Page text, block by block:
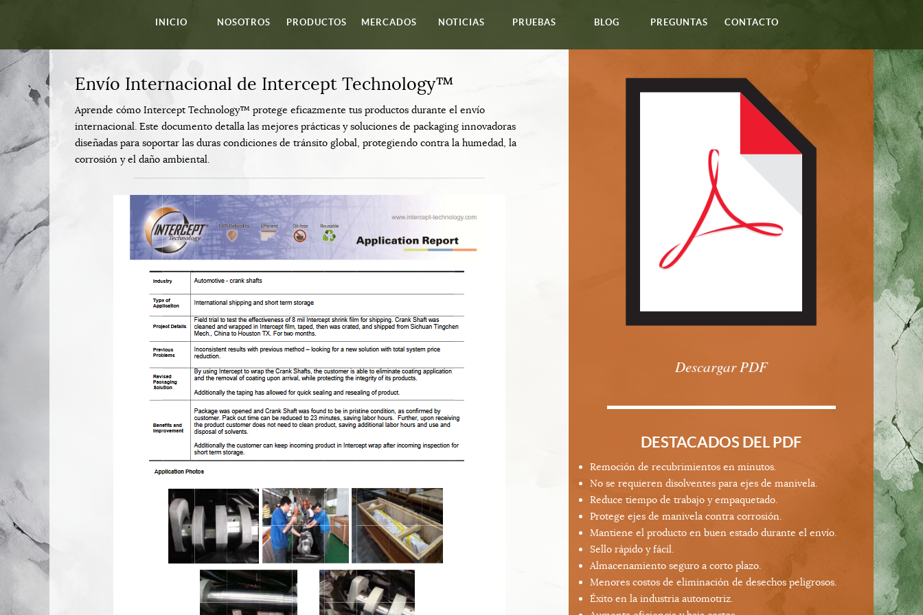
INICIO NOSOTROS PRODUCTOS MERCADOS NOTICIAS PRUEBAS BLOG PREGUNTAS CONTACTO
Envío Internacional de Intercept Technology™
Aprende cómo Intercept Technology™ protege eficazmente tus productos durante el envío
internacional. Este documento detalla las mejores prácticas y soluciones de packaging innovadoras
diseñadas para soportar las duras condiciones de tránsito global, protegiendo contra la humedad, la
corrosión y el daño ambiental.
Descargar PDF
DESTACADOS DEL PDF
Remoción de recubrimientos en minutos.
No se requieren disolventes para ejes de manivela.
Reduce tiempo de trabajo y empaquetado.
Protege ejes de manivela contra corrosión.
Mantiene el producto en buen estado durante el envío.
Sello rápido y fácil.
Almacenamiento seguro a corto plazo.
Menores costos de eliminación de desechos peligrosos.
Éxito en la industria automotriz.